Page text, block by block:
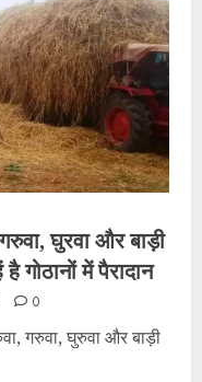
घुरवा और बाड़ी
में पैरादान
0
गरुवा, घुरुवा और बाड़ी